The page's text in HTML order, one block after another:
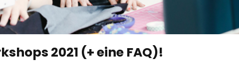
2021 (+ eine FAQ)!